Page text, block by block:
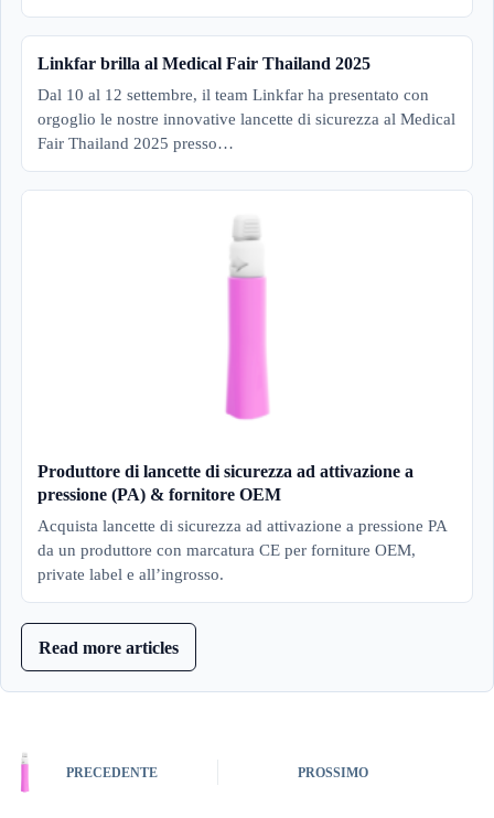
Linkfar brilla al Medical Fair Thailand 2025
Dal 10 al 12 settembre, il team Linkfar ha presentato con
orgoglio le nostre innovative lancette di sicurezza al Medical
Fair Thailand 2025 presso…
Produttore di lancette di sicurezza ad attivazione a
pressione (PA) & fornitore OEM
Acquista lancette di sicurezza ad attivazione a pressione PA
da un produttore con marcatura CE per forniture OEM,
private label e all’ingrosso.
Read more articles
PRECEDENTE PROSSIMO